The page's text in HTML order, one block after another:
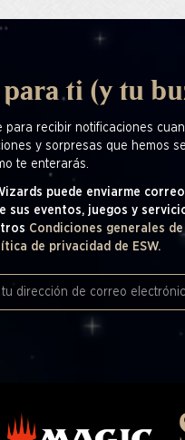
para ti (y tu
para recibir notificaciones
y sorpresas que hemos
te enterarás.
puede enviarme
sus eventos, juegos y
Condiciones generales
de privacidad de ESW.